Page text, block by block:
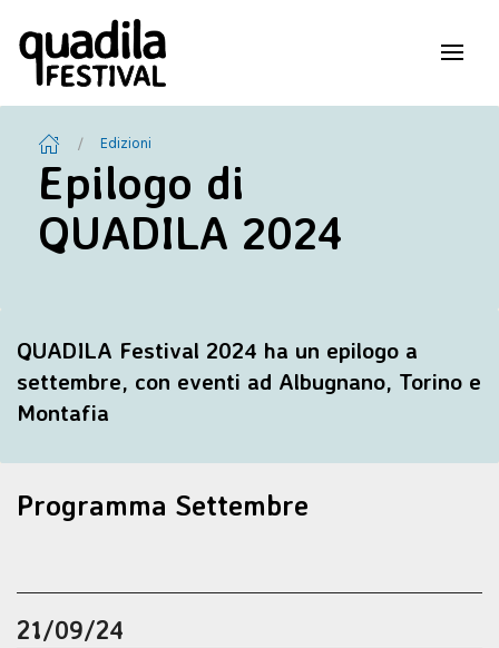
Edizioni
Epilogo di
QUADILA 2024
QUADILA Festival 2024 ha un epilogo a
settembre, con eventi ad Albugnano, Torino e
Montafia
Programma Settembre
21/09/24